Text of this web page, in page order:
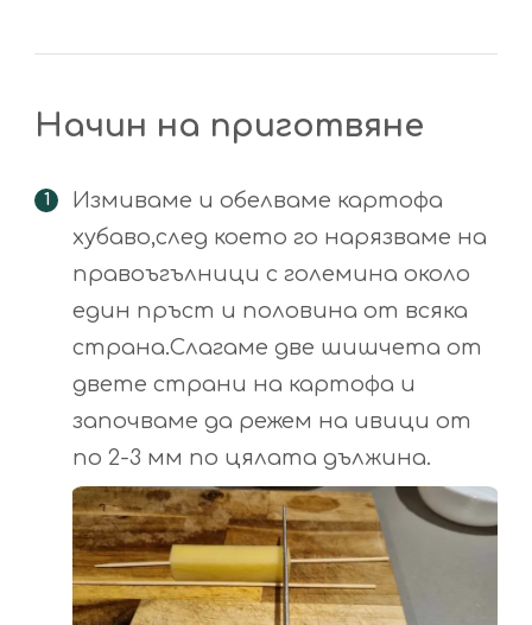
Начин на приготвяне
Измиваме и обелваме картофа
хубаво,след което го нарязваме на
правоъгълници с големина около
един пръст и половина от всяка
страна.Слагаме две шишчета от
двете страни на картофа и
започваме да режем на ивици от
по 2-3 мм по цялата дължина.